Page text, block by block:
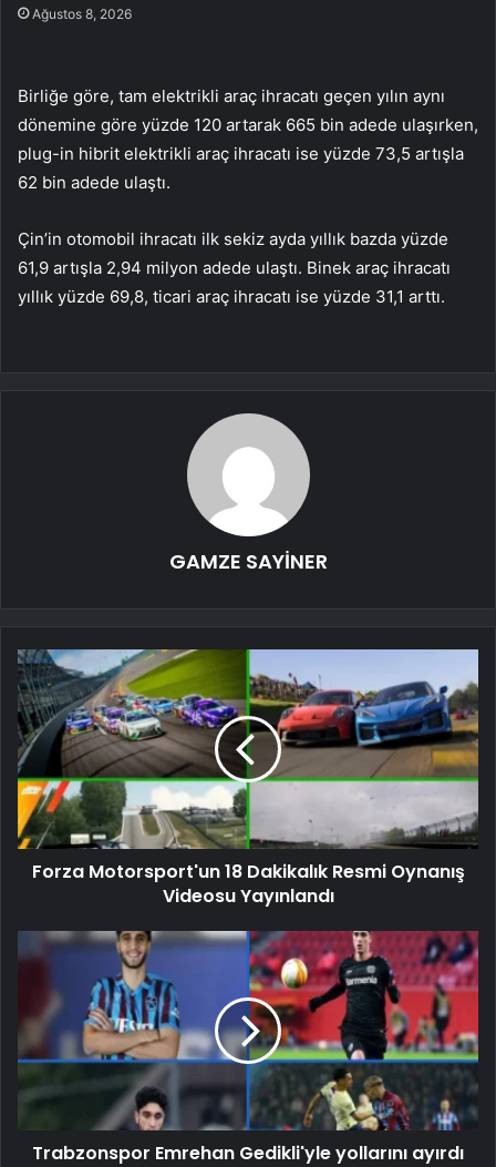
Ağustos 8, 2026
Birliğe göre, tam elektrikli araç ihracatı geçen yılın aynı
dönemine göre yüzde 120 artarak 665 bin adede ulaşırken,
plug-in hibrit elektrikli araç ihracatı ise yüzde 73,5 artışla
62 bin adede ulaştı.
Çin’in otomobil ihracatı ilk sekiz ayda yıllık bazda yüzde
61,9 artışla 2,94 milyon adede ulaştı. Binek araç ihracatı
yıllık yüzde 69,8, ticari araç ihracatı ise yüzde 31,1 arttı.
GAMZE SAYİNER
Forza Motorsport'un 18 Dakikalık Resmi Oynanış
Videosu Yayınlandı
Trabzonspor Emrehan Gedikli'yle yollarını ayırdı